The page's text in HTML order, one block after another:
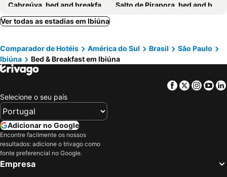
Cabreúva, bed and breakfasts
Salto de Pirapora, bed and breakfasts
Santana de Parnaíba, bed and breakfasts
Pirapora do Bom Jesus, bed and breakfasts
Ver todas as estadias em Ibiúna
Comparador de Hotéis América do Sul Brasil
São Paulo
Ibiúna
Bed & Breakfast em Ibiúna
Facebook
Twitter
Selecione o seu país
Adicionar no Google
Encontre facilmente os nossos
resultados: adicione o trivago como
fonte preferencial no Google.
Empresa